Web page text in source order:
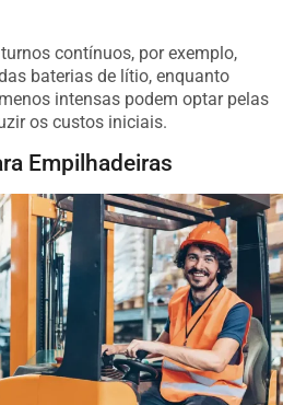
contínuos, por exemplo,
baterias de lítio, enquanto
intensas podem optar pelas
os custos iniciais.
Empilhadeiras